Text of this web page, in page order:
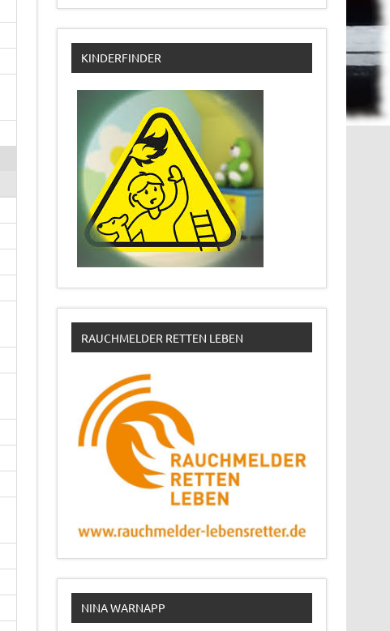
KINDERFINDER
RAUCHMELDER RETTEN LEBEN
NINA WARNAPP